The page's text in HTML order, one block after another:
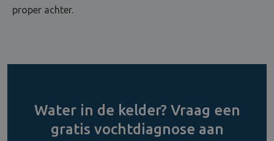
proper achter.
Water in de kelder? Vraag een
gratis vochtdiagnose aan